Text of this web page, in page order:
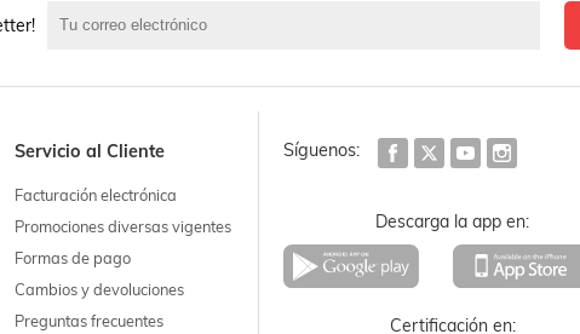
Servicio al Cliente
Facturación electrónica
Promociones diversas vigentes
Formas de pago
Cambios y devoluciones
Preguntas frecuentes
Síguenos:
Descarga la app en:
Certificación en: